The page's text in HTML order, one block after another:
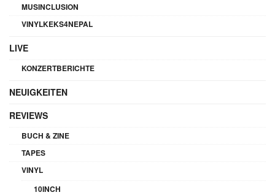
MUSINCLUSION
VINYLKEKS4NEPAL
LIVE
KONZERTBERICHTE
NEUIGKEITEN
REVIEWS
BUCH & ZINE
TAPES
VINYL
10INCH